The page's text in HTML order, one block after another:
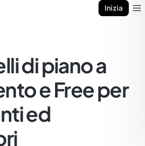
Inizia
di piano a
e Free per
ed